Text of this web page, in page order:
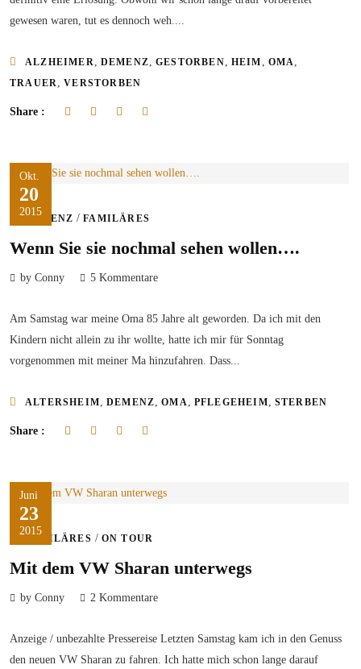
gewesen waren, tut es dennoch weh....
ALZHEIMER DEMENZ ,GESTORBEN HEIM OMA
TRAUER ,VERSTORBEN
Share :
Okt.
20
2015
DEMENZ /FAMILÄRES
Wenn Sie sie nochmal sehen wollen….
by Conny 5 Kommentare
Am Samstag war meine Oma 85 Jahre alt geworden. Da ich mit den
Kindern nicht allein zu ihr wollte, hatte ich mir für Sonntag
vorgenommen mit meiner Ma hinzufahren. Dass...
ALTERSHEIM, DEMENZ,OMA, PFLEGEHEIM, STERBEN
Share :
Juni
23
2015
FAMILÄRES / ON TOUR
Mit dem VW Sharan unterwegs
by Conny 2 Kommentare
Anzeige / unbezahlte Pressereise Letzten Samstag kam ich in den Genuss
den neuen VW Sharan zu fahren. Ich hatte mich schon lange darauf